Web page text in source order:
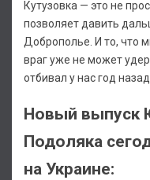
Кутузовка — это не
позволяет давить
Доброполье. И то, что
враг уже не может
отбивал у нас год назад.
Новый выпуск
Подоляка
на Украине: